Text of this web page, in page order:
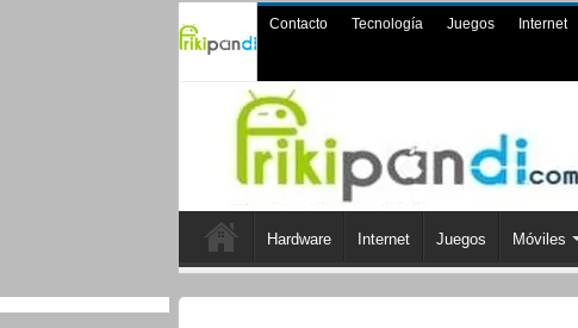
Contacto Tecnología Juegos Internet
Hardware Internet Juegos Móviles